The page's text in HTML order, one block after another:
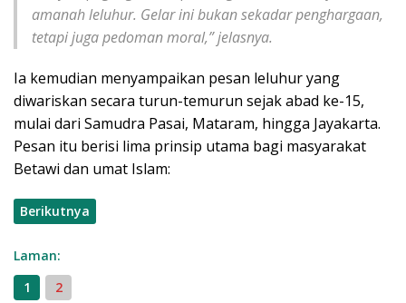
amanah leluhur. Gelar ini bukan sekadar penghargaan,
tetapi juga pedoman moral,” jelasnya.
Ia kemudian menyampaikan pesan leluhur yang
diwariskan secara turun-temurun sejak abad ke-15,
mulai dari Samudra Pasai, Mataram, hingga Jayakarta.
Pesan itu berisi lima prinsip utama bagi masyarakat
Betawi dan umat Islam:
Berikutnya
Laman:
1
2